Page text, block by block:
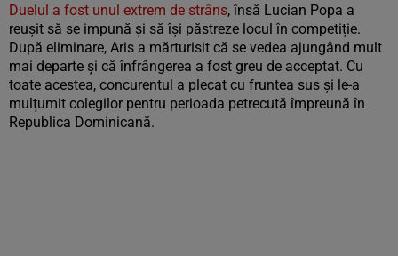
Duelul a fost unul extrem de strâns, însă Lucian Popa a
reușit să se impună și să își păstreze locul în competiție.
După eliminare, Aris a mărturisit că se vedea ajungând mult
mai departe și că înfrângerea a fost greu de acceptat. Cu
toate acestea, concurentul a plecat cu fruntea sus și le-a
mulțumit colegilor pentru perioada petrecută împreună în
Republica Dominicană.